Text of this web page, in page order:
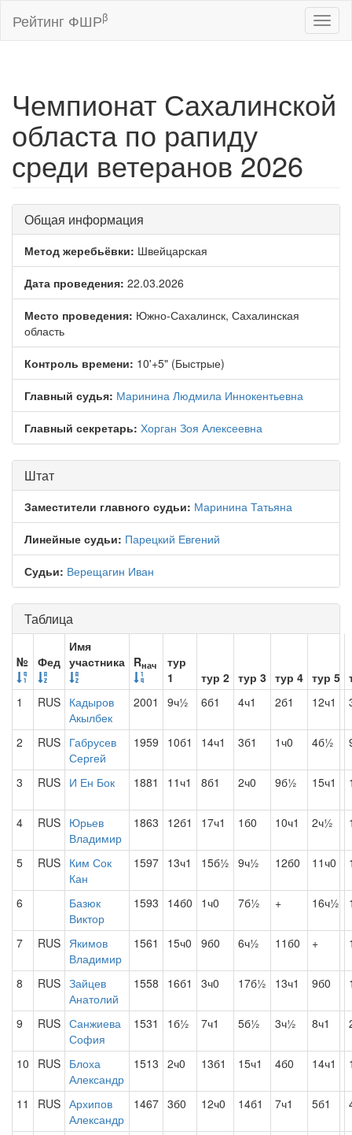
Рейтинг ФШРβ
Чемпионат Сахалинской
областа по рапиду
среди ветеранов 2026
Общая информация
Метод жеребьёвки: Швейцарская
Дата проведения: 22.03.2026
Место проведения: Южно-Сахалинск, Сахалинская
область
Контроль времени: 10'+5" (Быстрые)
Главный судья: Маринина Людмила Иннокентьевна
Главный секретарь: Хорган Зоя Алексеевна
Штат
Заместители главного судьи: Маринина Татьяна
Линейные судьи: Парецкий Евгений
Судьи: Верещагин Иван
Таблица
№ Фед
Имя
участника Rнач
тур
1
тур 2 тур 3 тур 4 тур 5
1
RUS Кадыров
Акылбек
2001 9ч½ 6б1 4ч1 2б1 12ч1
2 RUS Габрусев
Сергей
1959 10б1 14ч1 3б1 1ч0 4б½
3 RUS И Ен Бок 1881 11ч1 8б1 2ч0 9б½ 15ч1
4 RUS Юрьев
Владимир
1863 12б1 17ч1 1б0 10ч1 2ч½
5 RUS Ким Сок
Кан
1597 13ч1 15б½ 9ч½ 12б0 11ч0
6
Базюк
Виктор
1593 14б0 1ч0 7б½ + 16ч½
7 RUS Якимов
Владимир
1561 15ч0 9б0 6ч½ 11б0 +
8 RUS Зайцев
Анатолий
1558 16б1 3ч0 17б½ 13ч1 9б0
9 RUS Санжиева
София
1531 1б½ 7ч1 5б½ 3ч½ 8ч1
10 RUS Блоха
Александр
1513 2ч0 13б1 15ч1 4б0 14ч1
11 RUS Архипов
Александр
1467 3б0 12ч0 14б1 7ч1 5б1